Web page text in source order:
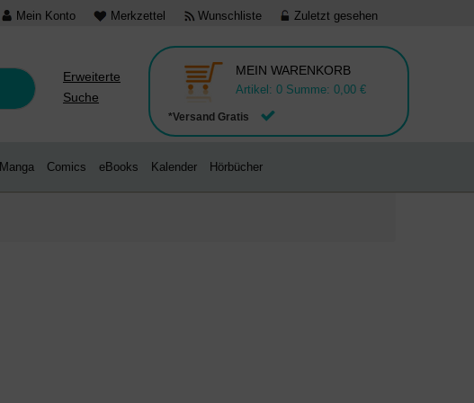
Mein Konto Merkzettel Wunschliste Zuletzt gesehen
Erweiterte
Suche
*Versand Gratis
MEIN WARENKORB
Artikel: 0 Summe: 0,00 €
Manga Comics eBooks Kalender Hörbücher